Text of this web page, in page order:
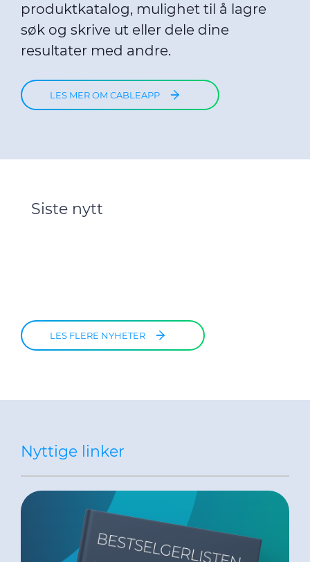
produktkatalog, mulighet til å lagre
søk og skrive ut eller dele dine
resultater med andre.
LES MER OM CABLEAPP
Siste nytt
LES FLERE NYHETER
Nyttige linker